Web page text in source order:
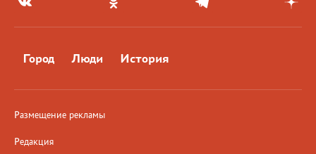
Город Люди История
Размещение рекламы
Редакция